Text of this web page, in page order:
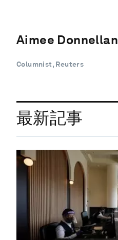
Aimee Donnellan
Columnist, Reuters
最新記事